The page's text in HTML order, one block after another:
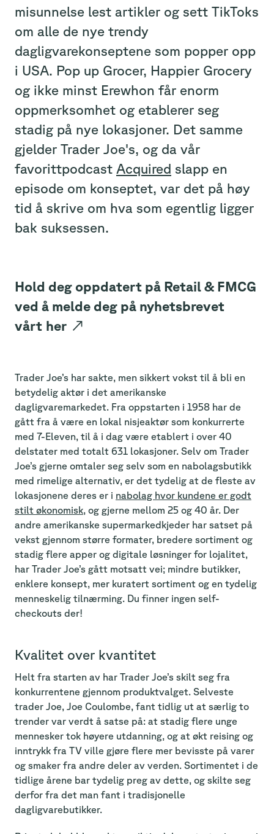
misunnelse lest artikler og sett TikToks
om alle de nye trendy
dagligvarekonseptene som popper opp
i USA. Pop up Grocer, Happier Grocery
og ikke minst Erewhon får enorm
oppmerksomhet og etablerer seg
stadig på nye lokasjoner. Det samme
gjelder Trader Joe's, og da vår
favorittpodcast Acquired slapp en
episode om konseptet, var det på høy
tid å skrive om hva som egentlig ligger
bak suksessen.
Hold deg oppdatert på Retail & FMCG
ved å melde deg på nyhetsbrevet
vårt her ↗
Trader Joe’s har sakte, men sikkert vokst til å bli en
betydelig aktør i det amerikanske
dagligvaremarkedet. Fra oppstarten i 1958 har de
gått fra å være en lokal nisjeaktør som konkurrerte
med 7-Eleven, til å i dag være etablert i over 40
delstater med totalt 631 lokasjoner. Selv om Trader
Joe’s gjerne omtaler seg selv som en nabolagsbutikk
med rimelige alternativ, er det tydelig at de fleste av
lokasjonene deres er i nabolag hvor kundene er godt
stilt økonomisk, og gjerne mellom 25 og 40 år. Der
andre amerikanske supermarkedkjeder har satset på
vekst gjennom større formater, bredere sortiment og
stadig flere apper og digitale løsninger for lojalitet,
har Trader Joe’s gått motsatt vei; mindre butikker,
enklere konsept, mer kuratert sortiment og en tydelig
menneskelig tilnærming. Du finner ingen self-
checkouts der!
Kvalitet over kvantitet
Helt fra starten av har Trader Joe’s skilt seg fra
konkurrentene gjennom produktvalget. Selveste
trader Joe, Joe Coulombe, fant tidlig ut at særlig to
trender var verdt å satse på: at stadig flere unge
mennesker tok høyere utdanning, og at økt reising og
inntrykk fra TV ville gjøre flere mer bevisste på varer
og smaker fra andre deler av verden. Sortimentet i de
tidlige årene bar tydelig preg av dette, og skilte seg
derfor fra det man fant i tradisjonelle
dagligvarebutikker.